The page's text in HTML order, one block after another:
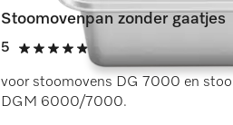
Stoomovenpan zonder gaatjes
5
5 sterren op 5
(7 beoordelingen)
voor stoomovens DG 7000 en
DGM 6000/7000.